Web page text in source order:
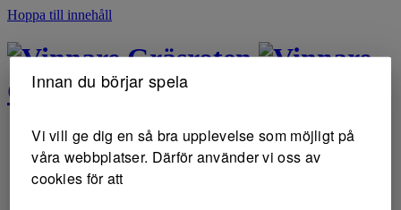
Hoppa till innehåll
Gräsroten
Gräsroten
Innan du börjar spela
Vi vill ge dig en så bra upplevelse som möjligt på
våra webbplatser. Därför använder vi oss av
cookies för att